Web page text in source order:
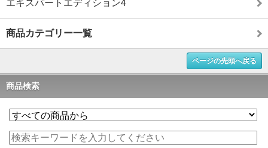
エキスパートエディション4
商品カテゴリー一覧
ページの先頭へ戻る
商品検索